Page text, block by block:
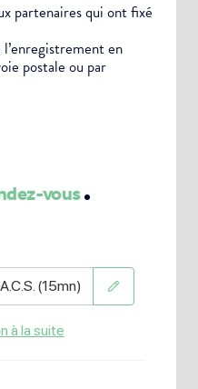
partenaires qui ont fixé
en
postale ou par